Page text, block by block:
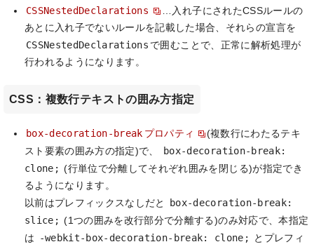
CSSNestedDeclarations
…入れ子にされたCSSルールの
あとに入れ子でないルールを記載した場合、それらの宣言を
CSSNestedDeclarations で囲むことで、正常に解析処理が
行われるようになります。
CSS：複数行テキストの囲み方指定
box-decoration-break プロパティ
(複数行にわたるテキ
スト要素の囲み方の指定)で、
box-decoration-break:
clone; (行単位で分離してそれぞれ囲みを閉じる)が指定でき
るようになります。
以前はプレフィックスなしだと
box-decoration-break:
slice; (1つの囲みを改行部分で分離する)のみ対応で、本指定
は
-webkit-box-decoration-break: clone;
とプレフィ